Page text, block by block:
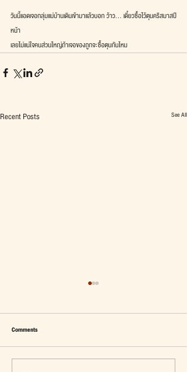
วันนี้แอดเจอกลุ่มแม่บ้านเดินเข้ามาแล้วบอก ว้าว... เดี๋ยวซื้อไว้ตุนคริสมาสปี
หน้า
เลยไม่แน่ใจคนส่วนใหญ่ถ้าเจอของถูกจะซื้อตุนกันไหม
Recent Posts See All
Comments